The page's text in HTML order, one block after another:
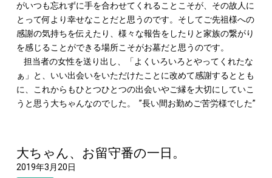
がいつも忘れずに手を合わせてくれることこそが、その故人に
とって何より幸せなことだと思うのです。そしてご先祖様への
感謝の気持ちを伝えたり、様々な報告をしたりと家族の繋がり
を感じることができる場所こそがお墓だと思うのです。
担当者の女性を送り出し、「よくいろいろとやってくれたな
ぁ」と、いい出会いをいただけたことに改めて感謝するととも
に、これからもひとつひとつの出会いやご縁を大切にしていこ
うと思う大ちゃんなのでした。
”長い間お勤めご苦労様でした”
大ちゃん、お留守番の一日。
2019年3月20日